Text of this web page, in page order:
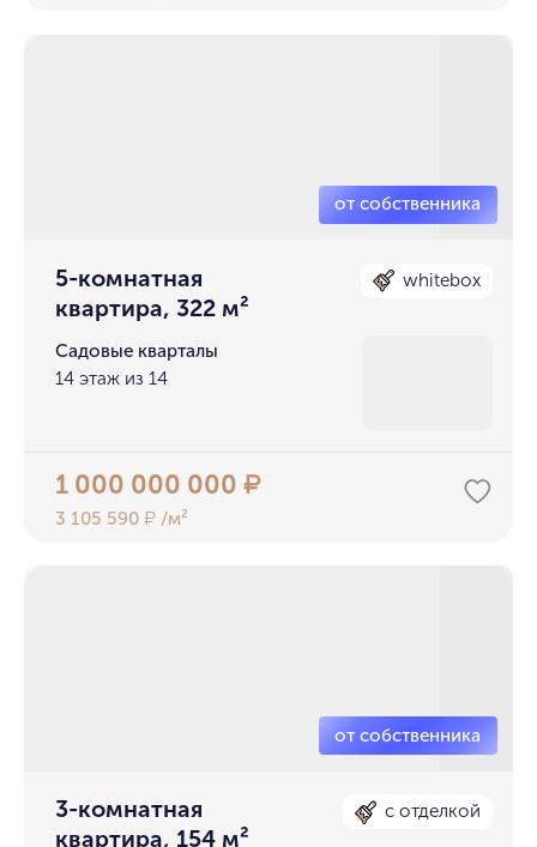
5-комнатная
квартира, 322 м²
whitebox
Садовые кварталы
14 этаж из 14
1 000 000 000₽
3 105 590₽ /м²
3-комнатная
квартира, 154 м²
с отделкой